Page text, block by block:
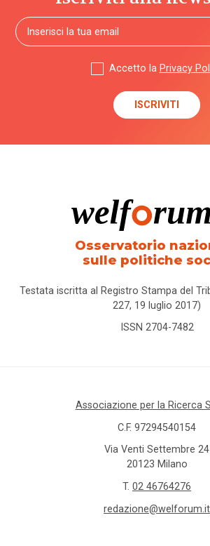
Accetto la Privacy
Osservatorio
sulle politiche
Testata iscritta al Registro Stampa del
227, 19 luglio 2017)
ISSN 2704-7482
Associazione per la Ricerca
C.F. 97294540154
Via Venti Settembre 24
20123 Milano
T. 02 46764276
redazione@welforum.it